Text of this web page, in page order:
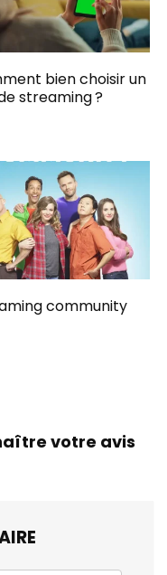
bien choisir un
streaming ?
community
votre avis